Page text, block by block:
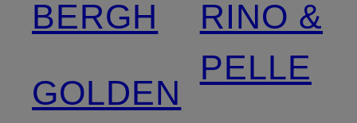
BERGH
GOLDEN
RINO &
PELLE